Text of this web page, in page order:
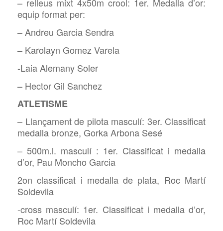
equip format per:
– Andreu Garcia Sendra
– Karolayn Gomez Varela
-Laia Alemany Soler
– Hector Gil Sanchez
ATLETISME
– Llançament de pilota masculí: 3er. Classificat
medalla bronze, Gorka Arbona Sesé
– 500m.l. masculí : 1er. Classificat i medalla
d’or, Pau Moncho Garcia
2on classificat i medalla de plata, Roc Martí
Soldevila
-cross masculí: 1er. Classificat i medalla d’or,
Roc Martí Soldevila